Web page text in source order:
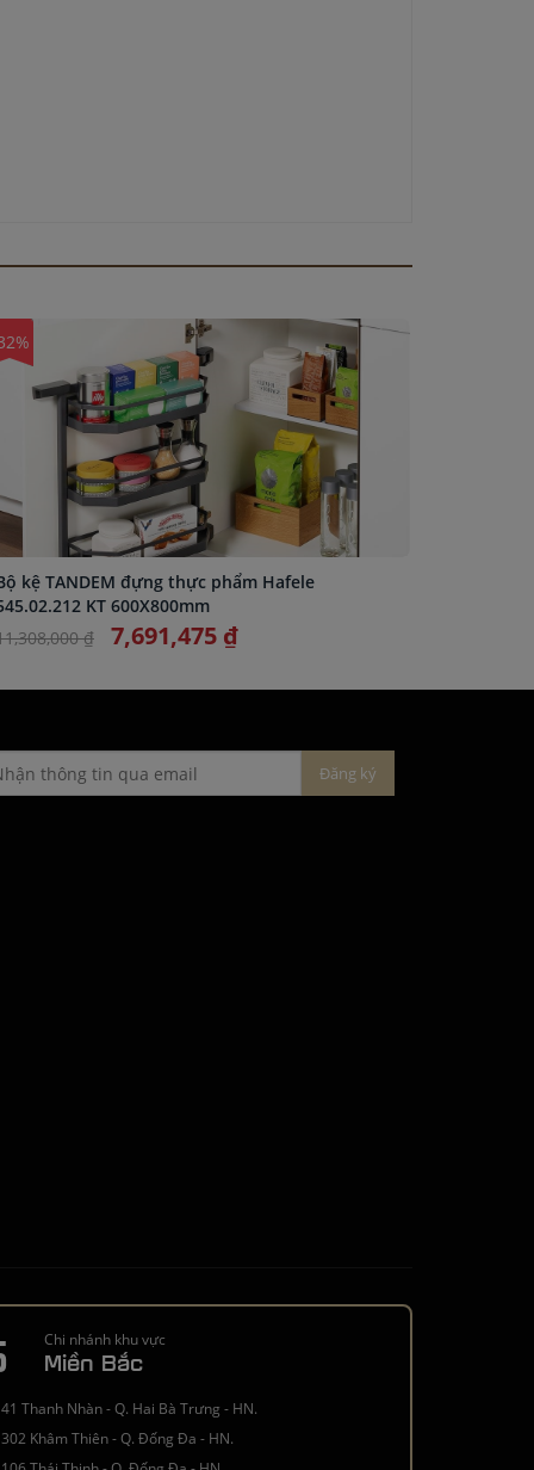
kệ TANDEM đựng thực phẩm Hafele
KT 600X800mm
₫
7,691,475 ₫
Chi nhánh khu vực
Miền Bắc
41 Thanh Nhàn - Q. Hai Bà Trưng - HN.
302 Khâm Thiên - Q. Đống Đa - HN.